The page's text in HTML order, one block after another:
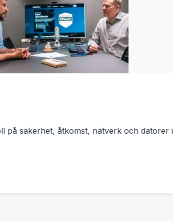
säkerhet, åtkomst, nätverk och datorer